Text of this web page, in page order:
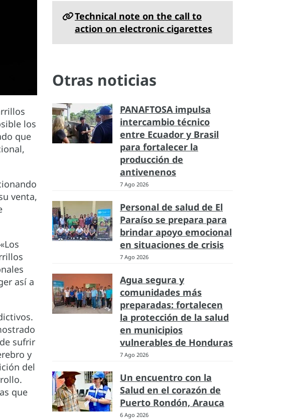
los
que
venta,
así a
sufrir
y
del
que
Technical note on the call to
action on electronic cigarettes
Otras noticias
PANAFTOSA impulsa
intercambio técnico
entre Ecuador y Brasil
para fortalecer la
producción de
antivenenos
7 Ago 2026
Personal de salud de El
Paraíso se prepara para
brindar apoyo emocional
en situaciones de crisis
7 Ago 2026
Agua segura y
comunidades más
preparadas: fortalecen
la protección de la salud
en municipios
vulnerables de Honduras
7 Ago 2026
Un encuentro con la
Salud en el corazón de
Puerto Rondón, Arauca
6 Ago 2026